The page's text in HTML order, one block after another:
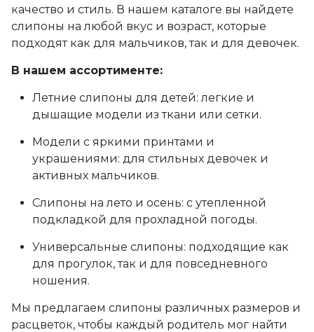
качество и стиль. В нашем каталоге вы найдете
слипоны на любой вкус и возраст, которые
подходят как для мальчиков, так и для девочек.
В нашем ассортименте:
Летние слипоны для детей: легкие и
дышащие модели из ткани или сетки.
Модели с яркими принтами и
украшениями: для стильных девочек и
активных мальчиков.
Слипоны на лето и осень: с утепленной
подкладкой для прохладной погоды.
Универсальные слипоны: подходящие как
для прогулок, так и для повседневного
ношения.
Мы предлагаем слипоны различных размеров и
расцветок, чтобы каждый родитель мог найти